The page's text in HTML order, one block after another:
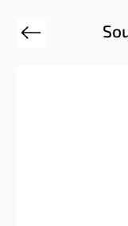
Previous